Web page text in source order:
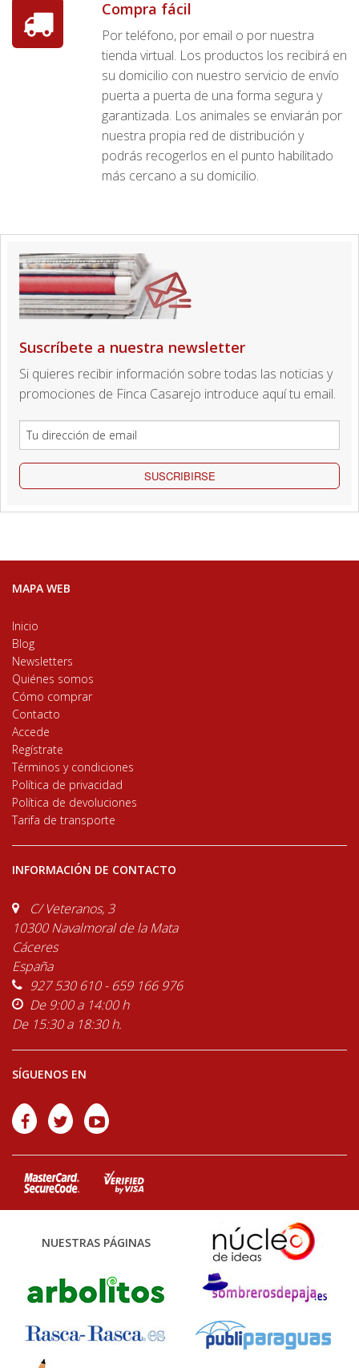
Compra fácil
Por teléfono, por email o por nuestra
tienda virtual. Los productos los recibirá en
su domicilio con nuestro servicio de envío
puerta a puerta de una forma segura y
garantizada. Los animales se enviarán por
nuestra propia red de distribución y
podrás recogerlos en el punto habilitado
más cercano a su domicilio.
Suscríbete a nuestra newsletter
Si quieres recibir información sobre todas las noticias y
promociones de Finca Casarejo introduce aquí tu email.
SUSCRIBIRSE
MAPA WEB
Inicio
Blog
Newsletters
Quiénes somos
Cómo comprar
Contacto
Accede
Regístrate
Términos y condiciones
Política de privacidad
Política de devoluciones
Tarifa de transporte
INFORMACIÓN DE CONTACTO
C/ Veteranos, 3
10300 Navalmoral de la Mata
Cáceres
España
927 530 610 - 659 166 976
De 9:00 a 14:00 h
De 15:30 a 18:30 h.
SÍGUENOS EN
NUESTRAS PÁGINAS